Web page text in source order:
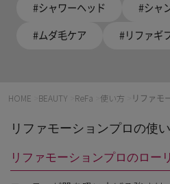
#シャワーヘッド #シャ
#ムダ毛ケア #リファギ
HOME BEAUTY ReFa 使い方 リファモ
リファモーションプロの使
リファモーションプロのロー